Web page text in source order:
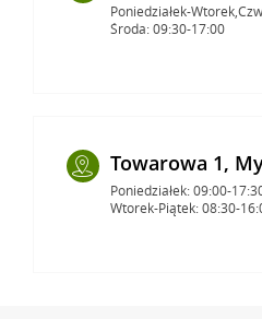
Poniedziałek-
Środa: 09:30-17:00
Towarowa 1,
Poniedziałek: 09:00-
Wtorek-Piątek: 08:30-